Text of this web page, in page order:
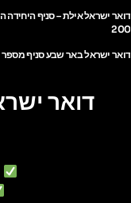
דואר ישראל אילת – סניף
200
דואר ישראל באר שבע סניף מספר 220
דואר